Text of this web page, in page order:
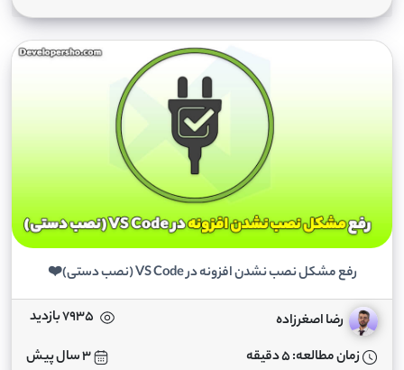
رفع مشکل نصب نشدن افزونه در VS Code (نصب دستی)❤️
رضا اصغرزاده
7935 بازدید
زمان مطالعه: 5 دقیقه
3 سال پیش